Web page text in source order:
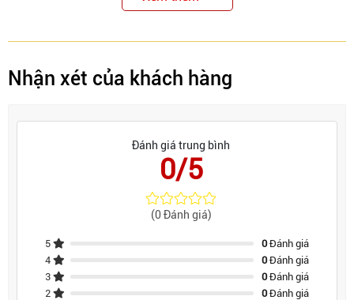
Nhận xét của khách hàng
Đánh giá trung bình
0/5
(0 Đánh giá)
5 0Đánh giá
4
0Đánh giá
3
0Đánh giá
2
0Đánh giá